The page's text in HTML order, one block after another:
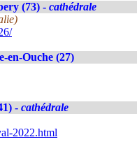
(73) - cathédrale
en-Ouche (27)
- cathédrale
2022.html